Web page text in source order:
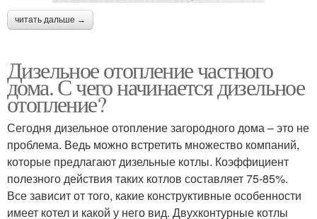
читать дальше →
Дизельное отопление частного
дома. С чего начинается дизельное
отопление?
Сегодня дизельное отопление загородного дома – это не
проблема. Ведь можно встретить множество компаний,
которые предлагают дизельные котлы. Коэффициент
полезного действия таких котлов составляет 75-85%.
Все зависит от того, какие конструктивные особенности
имеет котел и какой у него вид. Двухконтурные котлы